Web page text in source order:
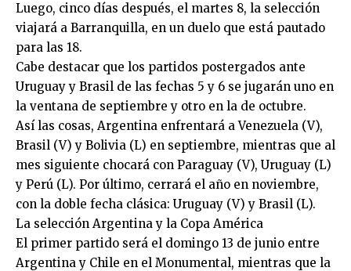
Luego, cinco días después, el martes 8, la selección
viajará a Barranquilla, en un duelo que está pautado
para las 18.
Cabe destacar que los partidos postergados ante
Uruguay y Brasil de las fechas 5 y 6 se jugarán uno en
la ventana de septiembre y otro en la de octubre.
Así las cosas, Argentina enfrentará a Venezuela (V),
Brasil (V) y Bolivia (L) en septiembre, mientras que al
mes siguiente chocará con Paraguay (V), Uruguay (L)
y Perú (L). Por último, cerrará el año en noviembre,
con la doble fecha clásica: Uruguay (V) y Brasil (L).
La selección Argentina y la Copa América
El primer partido será el domingo 13 de junio entre
Argentina y Chile en el Monumental, mientras que la